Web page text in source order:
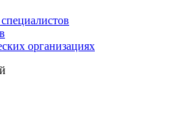
организациях